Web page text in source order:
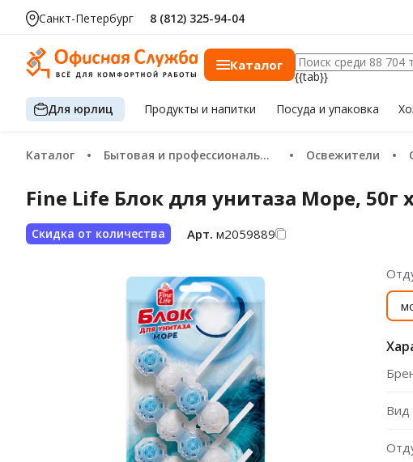
Санкт-Петербург 8 (812) 325-94-04
Каталог
{{tab}}
Для юрлиц Продуктыи напитки Посуда и упаковка
Каталог Бытовая и профессиональная химия Освежители
Fine Life Блок для унитаза Море, 50г
Скидка от количества Арт. м2059889
Вид